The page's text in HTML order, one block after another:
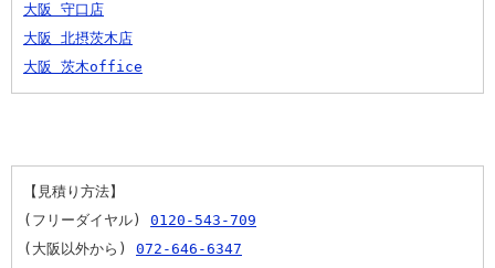
大阪 守口店
大阪 北摂茨木店
大阪 茨木office
【見積り方法】
(フリーダイヤル) 0120-543-709
(大阪以外から) 072-646-6347